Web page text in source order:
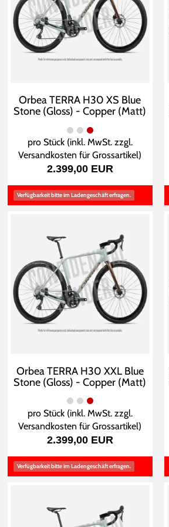
Orbea TERRA H30 XS Blue
Stone (Gloss) - Copper (Matt)
pro Stück (inkl. MwSt. zzgl.
Versandkosten für Grossartikel)
2.399,00 EUR
Verfügbarkeit bitte im Ladengeschäft erfragen.
Orbea TERRA H30 XXL Blue
Stone (Gloss) - Copper (Matt)
pro Stück (inkl. MwSt. zzgl.
Versandkosten für Grossartikel)
2.399,00 EUR
Verfügbarkeit bitte im Ladengeschäft erfragen.